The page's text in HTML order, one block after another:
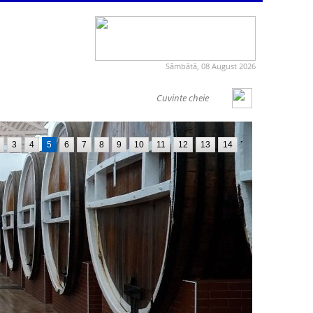
Sâmbătă, 08 August 2026
3 4 5 6 7 8 9 10 11 12 13 14